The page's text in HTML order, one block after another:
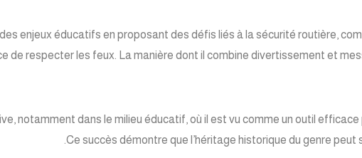
des enjeux éducatifs en proposant des défis liés à la sécurité routière,
de respecter les feux. La manière dont il combine divertissement et
notamment dans le milieu éducatif, où il est vu comme un outil
Ce succès démontre que l’héritage historique du genre peut